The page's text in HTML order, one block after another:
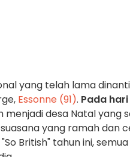
yang telah lama
Essonne (91). Pada
menjadi desa Natal yang
yang ramah dan
British" tahun ini,